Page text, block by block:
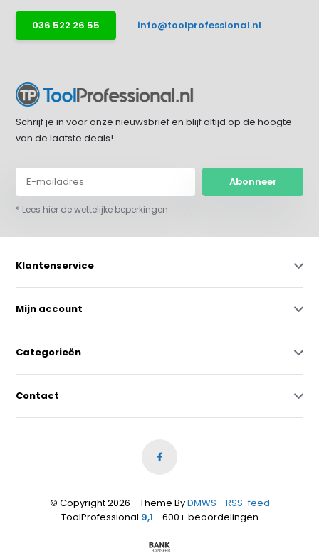
036 522 26 55 info@toolprofessional.nl
Schrijf je in voor onze nieuwsbrief en blijf altijd op de hoogte
van de laatste deals!
Abonneer
* Lees hier de wettelijke beperkingen
Klantenservice
Mijn account
Categorieën
Contact
© Copyright 2026 - Theme ByDMWS - RSS-feed
ToolProfessional 9,1 - 600+ beoordelingen